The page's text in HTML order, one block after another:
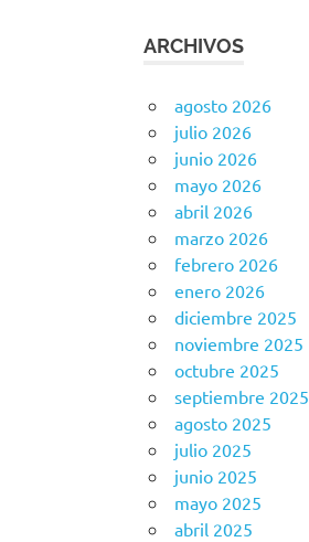
ARCHIVOS
agosto 2026
julio 2026
junio 2026
mayo 2026
abril 2026
marzo 2026
febrero 2026
enero 2026
diciembre 2025
noviembre 2025
octubre 2025
septiembre 2025
agosto 2025
julio 2025
junio 2025
mayo 2025
abril 2025